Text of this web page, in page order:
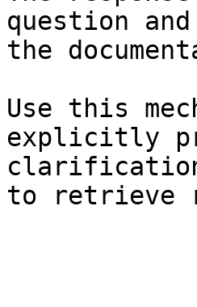
question
the
Use this
explicitly